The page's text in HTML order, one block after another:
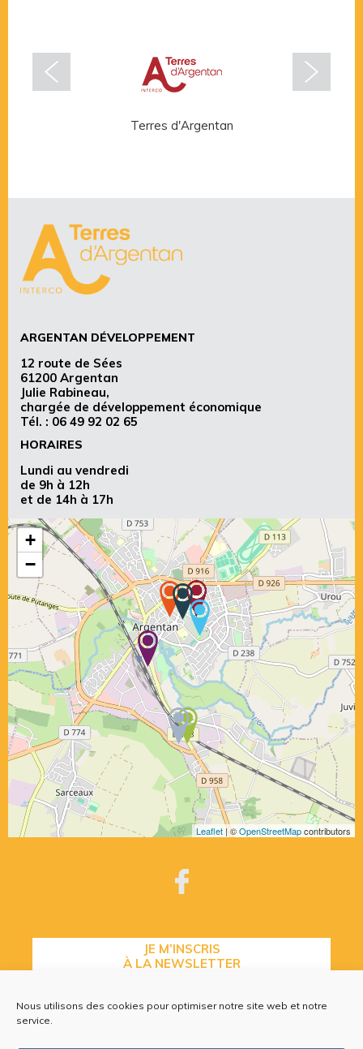
Nous utilisons des cookies pour optimiser notre site web et notre
service.
Terres d'Argentan
ARGENTAN DÉVELOPPEMENT
12 route de Sées
61200 Argentan
Julie Rabineau,
chargée de développement économique
Tél. : 06 49 92 02 65
HORAIRES
Lundi au vendredi
de 9h à 12h
et de 14h à 17h
+
−
Leaflet | ©OpenStreetMapcontributors
JE M’INSCRIS
À LA NEWSLETTER